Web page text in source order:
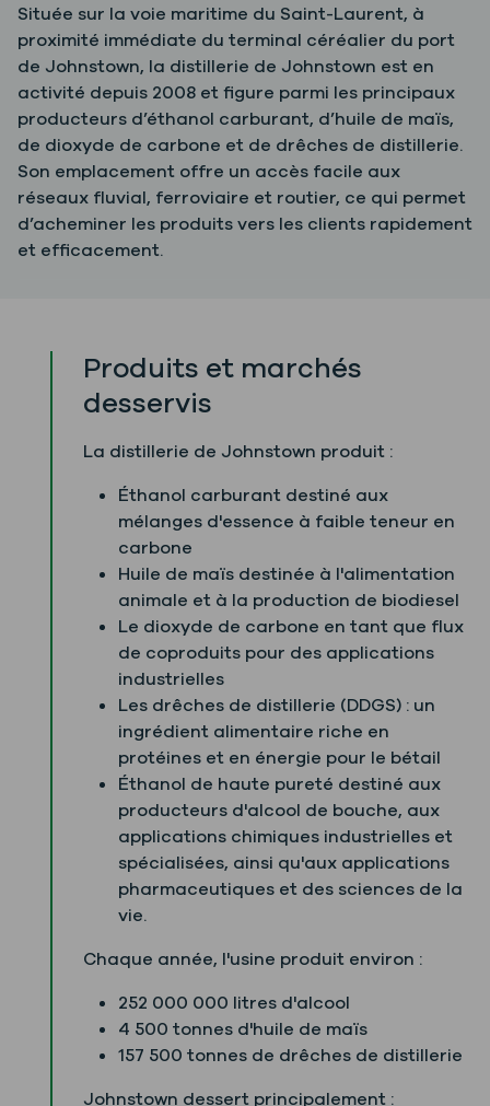
Située sur la voie maritime du Saint-Laurent, à
proximité immédiate du terminal céréalier du port
de Johnstown, la distillerie de Johnstown est en
activité depuis 2008 et figure parmi les principaux
producteurs d’éthanol carburant, d’huile de maïs,
de dioxyde de carbone et de drêches de distillerie.
Son emplacement offre un accès facile aux
réseaux fluvial, ferroviaire et routier, ce qui permet
d’acheminer les produits vers les clients rapidement
et efficacement.
Produits et marchés
desservis
La distillerie de Johnstown produit :
Éthanol carburant destiné aux
mélanges d'essence à faible teneur en
carbone
Huile de maïs destinée à l'alimentation
animale et à la production de biodiesel
Le dioxyde de carbone en tant que flux
de coproduits pour des applications
industrielles
Les drêches de distillerie (DDGS) : un
ingrédient alimentaire riche en
protéines et en énergie pour le bétail
Éthanol de haute pureté destiné aux
producteurs d'alcool de bouche, aux
applications chimiques industrielles et
spécialisées, ainsi qu'aux applications
pharmaceutiques et des sciences de la
vie.
Chaque année, l'usine produit environ :
252 000 000 litres d'alcool
4 500 tonnes d'huile de maïs
157 500 tonnes de drêches de distillerie
Johnstown dessert principalement :